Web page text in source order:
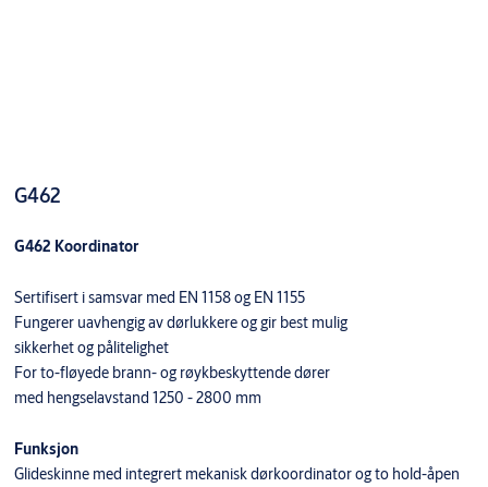
G462
G462 Koordinator
Sertifisert i samsvar med EN 1158 og EN 1155
Fungerer uavhengig av dørlukkere og gir best mulig
sikkerhet og pålitelighet
For to-fløyede brann- og røykbeskyttende dører
med hengselavstand 1250 - 2800 mm
Funksjon
Glideskinne med integrert mekanisk dørkoordinator og to hold-åpen